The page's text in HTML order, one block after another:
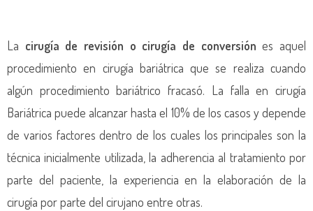
La cirugía de revisión o cirugía de conversión es aquel
procedimiento en cirugía bariátrica que se realiza cuando
algún procedimiento bariátrico fracasó. La falla en cirugía
Bariátrica puede alcanzar hasta el 10% de los casos y depende
de varios factores dentro de los cuales los principales son la
técnica inicialmente utilizada, la adherencia al tratamiento por
parte del paciente, la experiencia en la elaboración de la
cirugía por parte del cirujano entre otras.